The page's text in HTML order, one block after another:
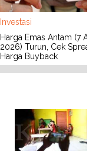
Investasi
Harga Emas Antam (7
2026) Turun, Cek Spread
Harga Buyback